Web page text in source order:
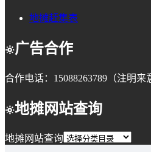
地摊赶集表
广告合作
合作电话：15088263789（注明来
地摊网站查询
地摊网站查询